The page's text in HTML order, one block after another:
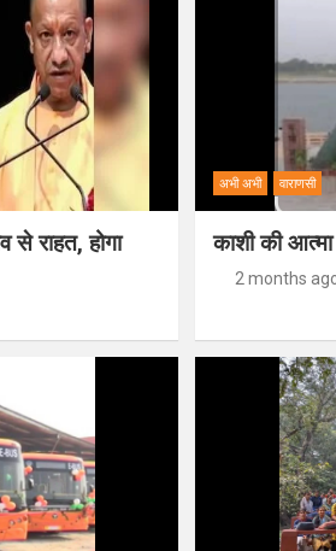
से राहत, होगा
अभी अभी वाराणसी
काशी की
2 months